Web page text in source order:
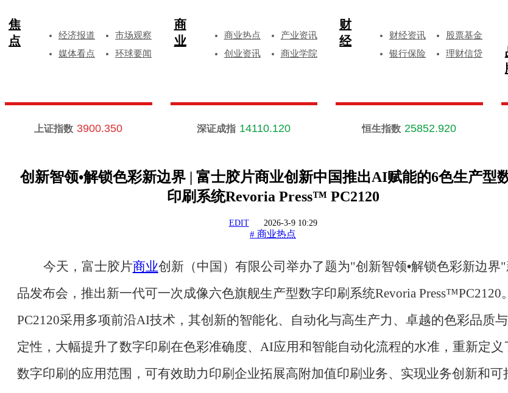
焦
点
经济报道
市场观察
媒体看点
环球要闻
商
业
商业热点
产业资讯
创业资讯
商业学院
财
经
财经资讯
股票基金
银行保险
理财信贷
上证指数 3900.350 深证成指 14110.120 恒生指数 25852.920
创新智领•解锁色彩新边界 | 富士胶片商业创新中国推出AI赋能的6色生产型
印刷系统Revoria Press™ PC2120
EDIT 2026-3-9 10:29
# 商业热点
今天，富士胶片商业创新（中国）有限公司举办了题为"创新智领•解锁色彩新边界
品发布会，推出新一代可一次成像六色旗舰生产型数字印刷系统Revoria Press™PC2120。
PC2120采用多项前沿AI技术，其创新的智能化、自动化与高生产力、卓越的色彩品质
定性，大幅提升了数字印刷在色彩准确度、AI应用和智能自动化流程的水准，重新定义
数字印刷的应用范围，可有效助力印刷企业拓展高附加值印刷业务、实现业务创新和可